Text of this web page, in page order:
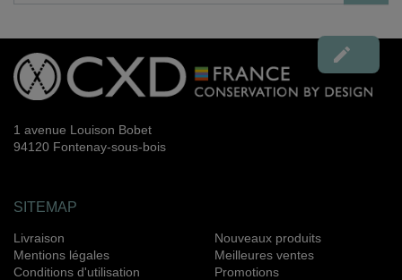

1 avenue Louison Bobet
94120 Fontenay-sous-bois
SITEMAP
Livraison
Mentions légales
Conditions d'utilisation
Nouveaux produits
Meilleures ventes
Promotions